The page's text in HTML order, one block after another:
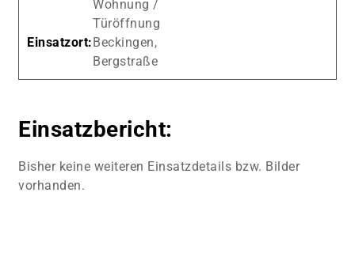
Wohnung /
Türöffnung
Einsatzort:Beckingen,
Bergstraße
Einsatzbericht:
Bisher keine weiteren Einsatzdetails bzw. Bilder
vorhanden.